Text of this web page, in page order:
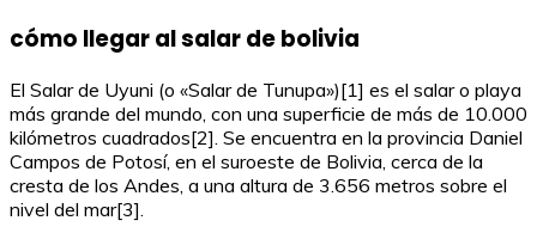
cómo llegar al salar de bolivia
El Salar de Uyuni (o «Salar de Tunupa»)[1] es el salar o playa
más grande del mundo, con una superficie de más de 10.000
kilómetros cuadrados[2]. Se encuentra en la provincia Daniel
Campos de Potosí, en el suroeste de Bolivia, cerca de la
cresta de los Andes, a una altura de 3.656 metros sobre el
nivel del mar[3].